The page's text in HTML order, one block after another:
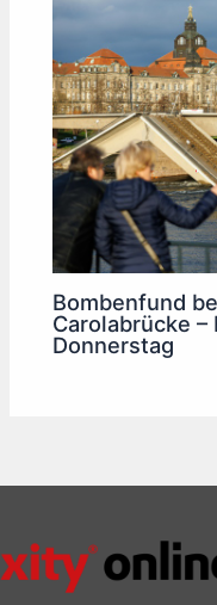
Bombenfund
Carolabrücke
Donnerstag